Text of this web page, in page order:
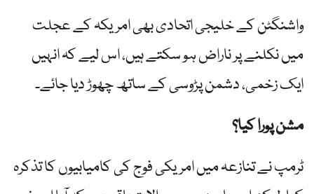
واشنگٹن کے خلیجی اتحادی بھی امریکہ کے عجلت
میں نکلنے پر ناراض ہو سکتے ہیں، اس لیے کہ انہیں
ایک زخمی، دشمن پڑوسی کے ساتھ چھوڑ دیا جائے۔
مشن پورا کیا؟
ٹرمپ نے تنازعہ میں امریکی فوج کی کامیابیوں کا تذکرہ